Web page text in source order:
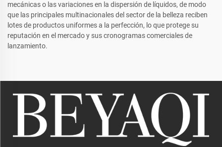
mecánicas o las variaciones en la dispersión de líquidos, de modo
que las principales multinacionales del sector de la belleza reciben
lotes de productos uniformes a la perfección, lo que protege su
reputación en el mercado y sus cronogramas comerciales de
lanzamiento.